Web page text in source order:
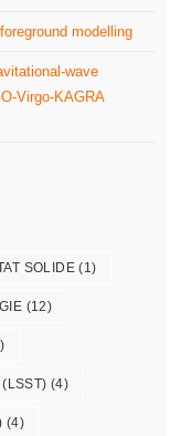
modelling
wave
Virgo-KAGRA
SOLIDE (1)
(12)
(LSST) (4)
(4)